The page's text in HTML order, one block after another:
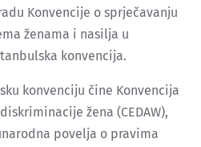
Konvencije o sprječavanju
ženama i nasilja u
konvencija.
konvenciju čine Konvencija
žena (CEDAW),
povelja o pravima